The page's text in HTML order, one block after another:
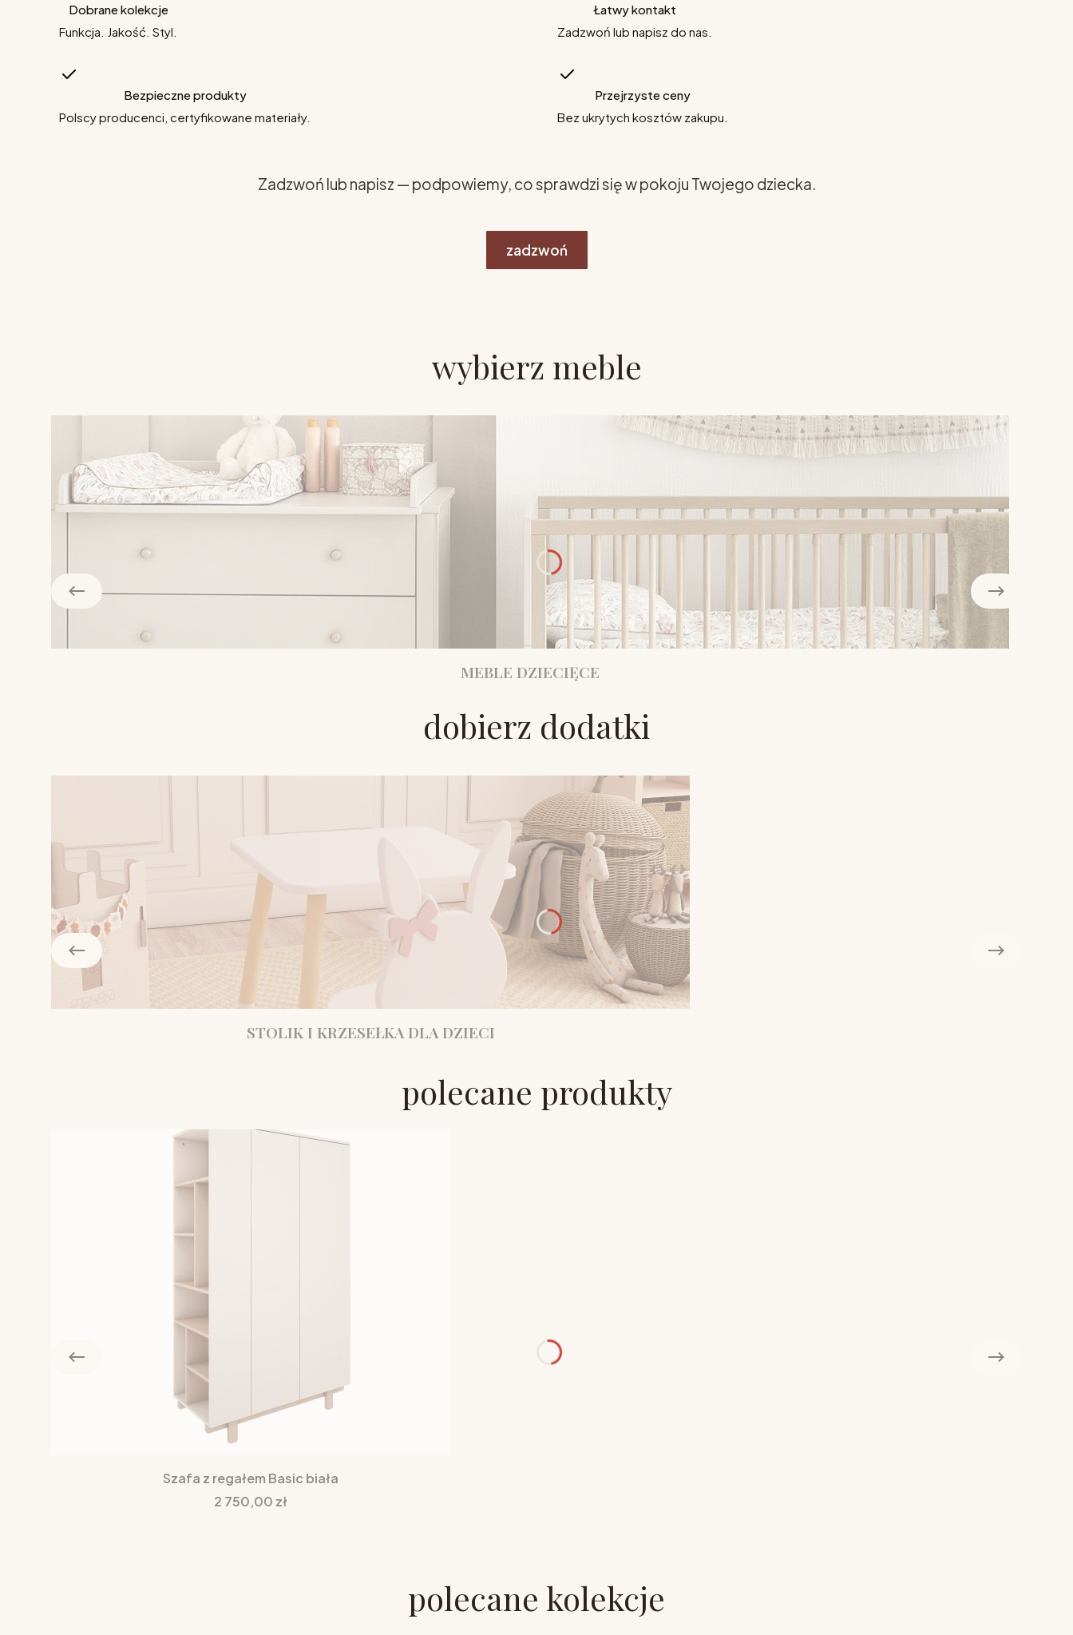
Dobrane kolekcje
Funkcja. Jakość. Styl.
Łatwy kontakt
Zadzwoń lub napisz do nas.
Bezpieczne produkty
Polscy producenci, certyfikowane materiały.
Przejrzyste ceny
Bez ukrytych kosztów zakupu.
Zadzwoń lub napisz — podpowiemy, co sprawdzi się w pokoju Twojego dziecka.
zadzwoń
wybierz meble
MEBLE DZIECIĘCE
dobierz dodatki
STOLIK I KRZESEŁKA DLA DZIECI
polecane produkty
Szafa z regałem Basic biała
Cena
2 750,00 zł
polecane kolekcje